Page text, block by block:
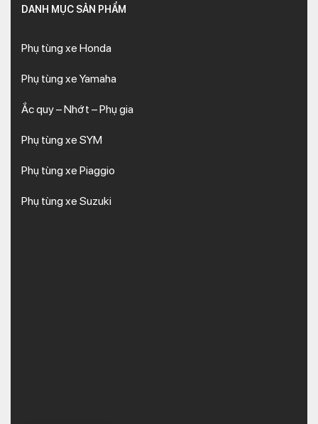
DANH MỤC SẢN PHẨM
Phụ tùng xe Honda
Phụ tùng xe Yamaha
Ắc quy – Nhớt – Phụ gia
Phụ tùng xe SYM
Phụ tùng xe Piaggio
Phụ tùng xe Suzuki